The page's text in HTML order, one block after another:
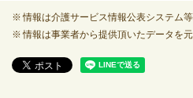
情報は介護サービス情報公表システム
情報は事業者から提供頂いたデータを